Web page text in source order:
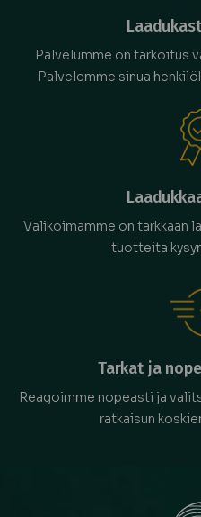
Palvelumme on tarkoitus
Palvelemme sinua
Valikoimamme on tarkkaan
tuotteita
Tarkat ja
Reagoimme nopeasti ja
ratkaisun